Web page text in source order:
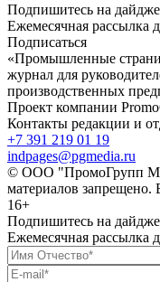
Подпишитесь на
Ежемесячная рассылка
Подписаться
«Промышленные
журнал для
производственных
Проект компании
Контакты редакции и
+7 391 219 01 19
indpages@pgmedia.ru
© ООО "ПромоГрупп
материалов запрещено.
16+
Подпишитесь на
Ежемесячная рассылка